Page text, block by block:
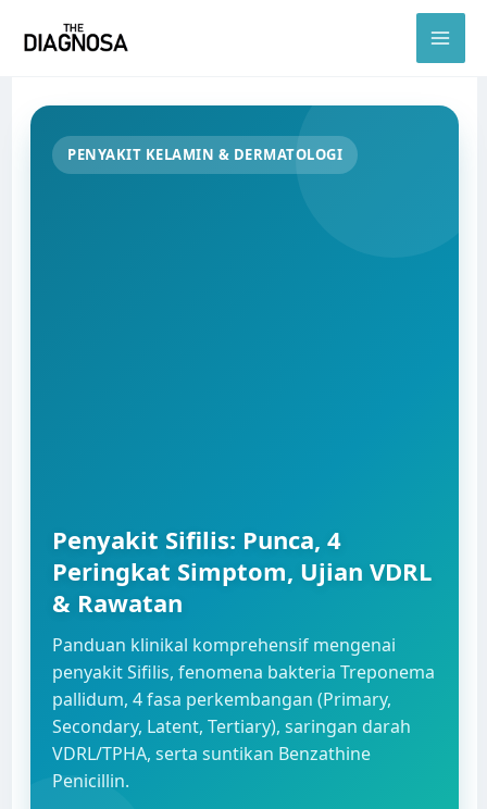
PENYAKIT KELAMIN & DERMATOLOGI
Penyakit Sifilis: Punca, 4
Peringkat Simptom, Ujian VDRL
& Rawatan
Panduan klinikal komprehensif mengenai
penyakit Sifilis, fenomena bakteria Treponema
pallidum, 4 fasa perkembangan (Primary,
Secondary, Latent, Tertiary), saringan darah
VDRL/TPHA, serta suntikan Benzathine
Penicillin.